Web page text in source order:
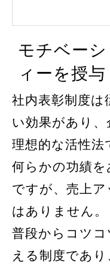
モチベー
ィーを授与
社内表彰制度
い効果があり
理想的な活性法
何らかの功績
ですが、売上
はありません。
普段からコツ
える制度であ